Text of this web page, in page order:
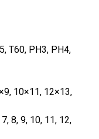
T60, PH3, PH4,
10×11, 12×13,
8, 9, 10, 11, 12,